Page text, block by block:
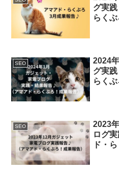
グ実践
らくぶ
SEO
2024
グ実践
らくぶ
SEO
2023
ログ
ド・